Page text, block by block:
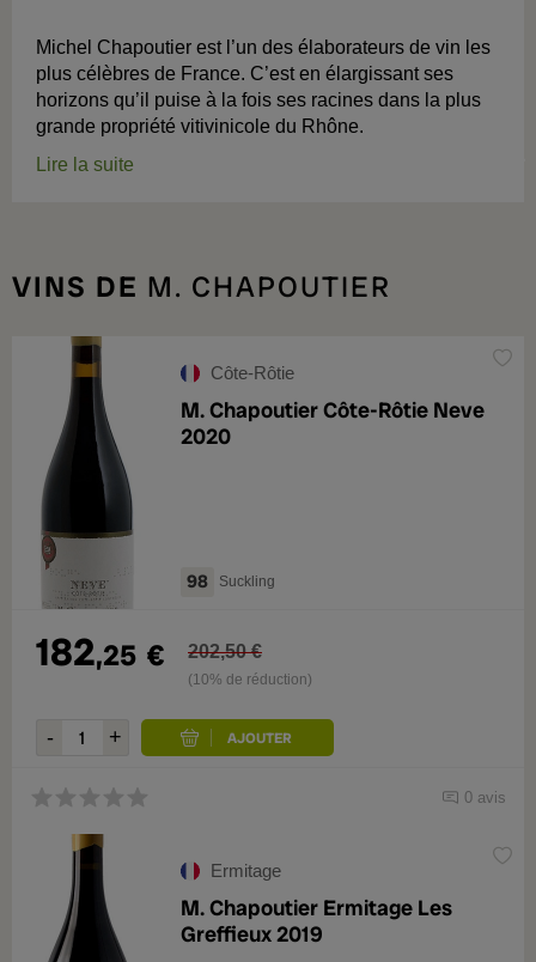
Michel Chapoutier est l’un des élaborateurs de vin les
plus célèbres de France. C’est en élargissant ses
horizons qu’il puise à la fois ses racines dans la plus
grande propriété vitivinicole du Rhône.
Lire la suite
VINS DE M. CHAPOUTIER
Côte-Rôtie
M. Chapoutier Côte-Rôtie Neve
2020
98 Suckling
182,25 € 202,50 €
(10% de réduction)
0 avis
Ermitage
M. Chapoutier Ermitage Les
Greffieux 2019